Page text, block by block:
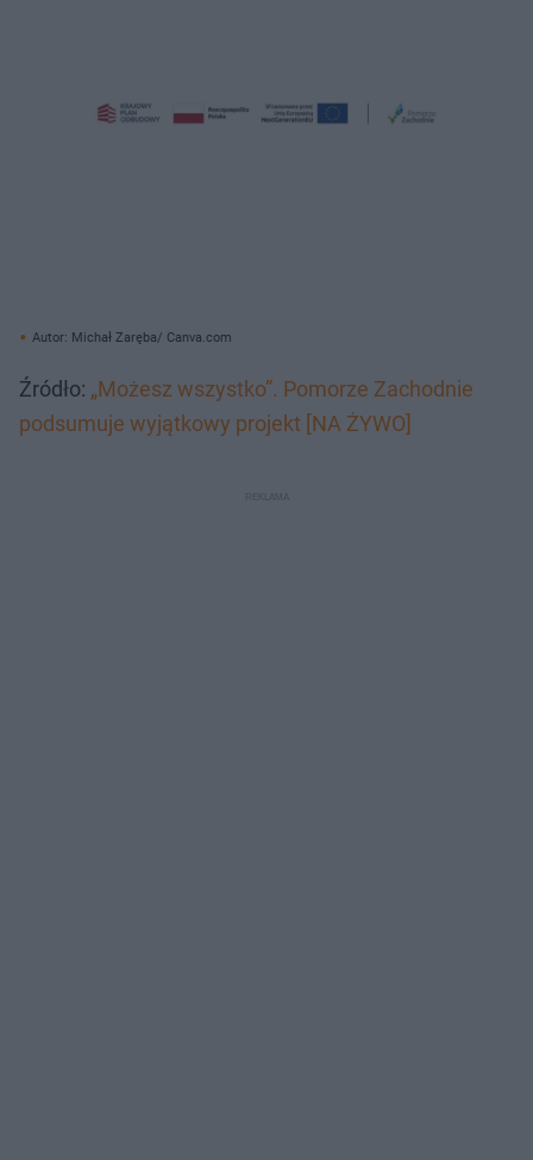
Autor: Michał Zaręba/ Canva.com
Źródło: „Możesz wszystko”. Pomorze Zachodnie
podsumuje wyjątkowy projekt [NA ŻYWO]